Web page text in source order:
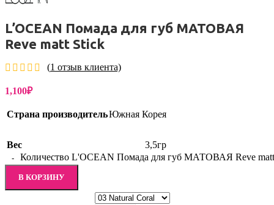
L’OCEAN Помада для губ МАТОВАЯ
Reve matt Stick
(1 отзыв клиента)
1,100₽
Страна производительЮжная Корея
Вес
3,5гр
Количество L'OCEAN Помада для губ МАТОВАЯ Reve
В КОРЗИНУ